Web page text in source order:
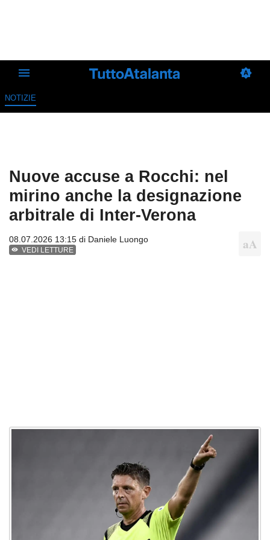
NOTIZIE
Nuove accuse a Rocchi: nel
mirino anche la designazione
arbitrale di Inter-Verona
08.07.2026 13:15 di Daniele Luongo
VEDI LETTURE